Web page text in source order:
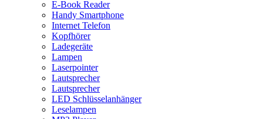
E-Book Reader
Handy Smartphone
Internet Telefon
Kopfhörer
Ladegeräte
Lampen
Laserpointer
Lautsprecher
Lautsprecher
LED Schlüsselanhänger
Leselampen